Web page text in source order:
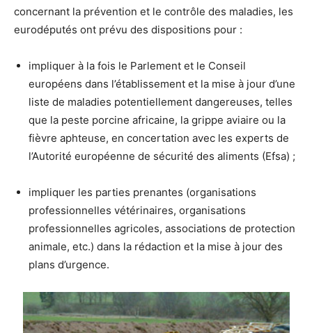
concernant la prévention et le contrôle des maladies, les
eurodéputés ont prévu des dispositions pour :
impliquer à la fois le Parlement et le Conseil
européens dans l’établissement et la mise à jour d’une
liste de maladies potentiellement dangereuses, telles
que la peste porcine africaine, la grippe aviaire ou la
fièvre aphteuse, en concertation avec les experts de
l’Autorité européenne de sécurité des aliments (Efsa) ;
impliquer les parties prenantes (organisations
professionnelles vétérinaires, organisations
professionnelles agricoles, associations de protection
animale, etc.) dans la rédaction et la mise à jour des
plans d’urgence.